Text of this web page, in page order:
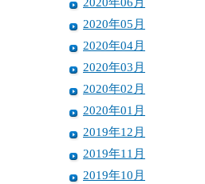
2020年05月
2020年04月
2020年03月
2020年02月
2020年01月
2019年12月
2019年11月
2019年10月